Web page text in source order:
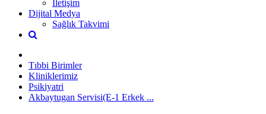
İletişim
Dijital Medya
Sağlık Takvimi
Tıbbi Birimler
Kliniklerimiz
Psikiyatri
Akbaytugan Servisi(E-1 Erkek ...